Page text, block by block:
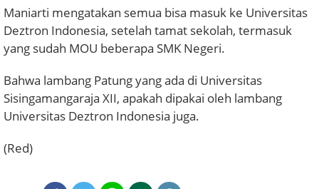
Maniarti mengatakan semua bisa masuk ke Universitas
Deztron Indonesia, setelah tamat sekolah, termasuk
yang sudah MOU beberapa SMK Negeri.
Bahwa lambang Patung yang ada di Universitas
Sisingamangaraja XII, apakah dipakai oleh lambang
Universitas Deztron Indonesia juga.
(Red)